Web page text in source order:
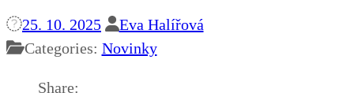
25. 10. 2025
Eva Halířová
Categories: Novinky
Share: